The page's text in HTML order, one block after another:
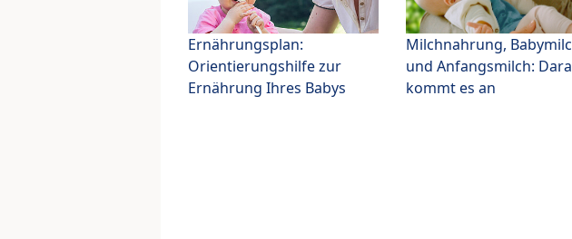
Ernährungsplan:
Orientierungshilfe zur
Ernährung Ihres Babys
Milchnahrung,
und Anfangsmilch:
kommt es an